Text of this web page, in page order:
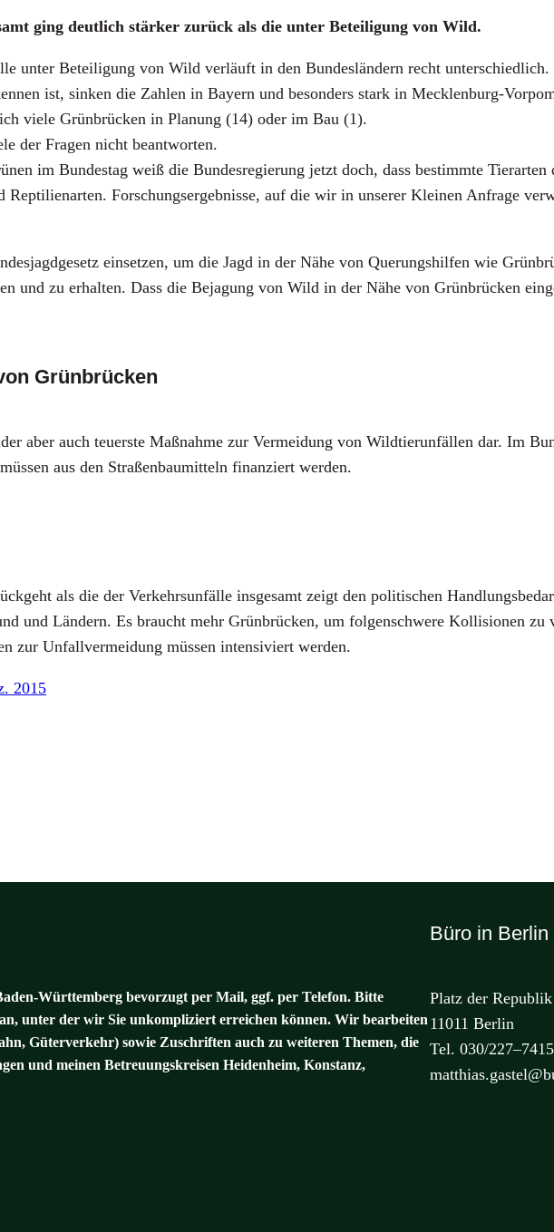
ging deut­lich stär­ker zurück als die unter Betei­li­gung von Wild.
unter Betei­li­gung von Wild ver­läuft in den Bun­des­län­dern recht
ist, sin­ken die Zah­len in Bay­ern und beson­ders stark in Meck­len­burg-
vie­le Grün­brü­cken in Pla­nung (14) oder im Bau (1).
der Fra­gen nicht beant­wor­ten.
im Bun­des­tag weiß die Bun­des­re­gie­rung jetzt doch, dass bestimm­te
Rep­ti­li­en­ar­ten. For­schungs­er­geb­nis­se, auf die wir in unse­rer Klei­nen Anfra­ge
ein­set­zen, um die Jagd in der Nähe von Que­rungs­hil­fen wie
und zu erhal­ten. Dass die Beja­gung von Wild in der Nähe von Grün­brü­cken
Grünbrücken
aber auch teu­ers­te Maß­nah­me zur Ver­mei­dung von Wild­tier­un­fäl­len dar. Im
aus den Stra­ßen­bau­mit­teln finan­ziert wer­den.
als die der Ver­kehrs­un­fäl­le ins­ge­samt zeigt den poli­ti­schen
und Län­dern. Es braucht mehr Grün­brü­cken, um fol­gen­schwe­re Kol­li­sio­nen
zur Unfall­ver­mei­dung müs­sen inten­si­viert wer­den.
2015
Württemberg bevorzugt per Mail, ggf. per Telefon. Bitte
unter der wir Sie unkompliziert erreichen können. Wir bearbeiten
Güterverkehr) sowie Zuschriften auch zu weiteren Themen, die
und meinen Betreuungskreisen Heidenheim, Konstanz,
Büro in Berlin
Platz der
11011 Berlin
Tel. 030/